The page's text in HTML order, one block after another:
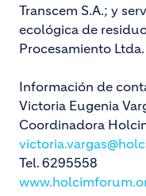
Transcem S.A.; y
ecológica de
Procesamiento Ltda.
Información de
Victoria Eugenia
Coordinadora
Tel. 6295558